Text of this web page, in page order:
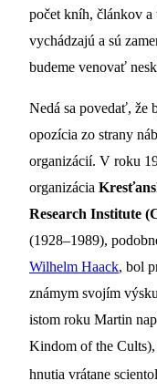
počet kníh, článkov
vychádzajú a sú
budeme venovať
Nedá sa povedať, že
opozícia zo strany
organizácií. V roku
organizácia
Research Institute
(1928–1989),
Wilhelm Haack, bol
známym svojím
istom roku Martin
Kindom of the Cults),
hnutia vrátane